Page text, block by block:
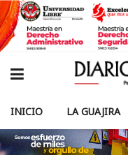
INICIO LA GUAJIRA